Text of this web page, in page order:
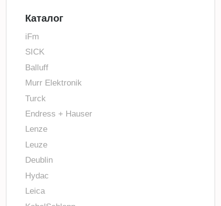
Каталог
iFm
SICK
Balluff
Murr Elektronik
Turck
Endress + Hauser
Lenze
Leuze
Deublin
Hydac
Leica